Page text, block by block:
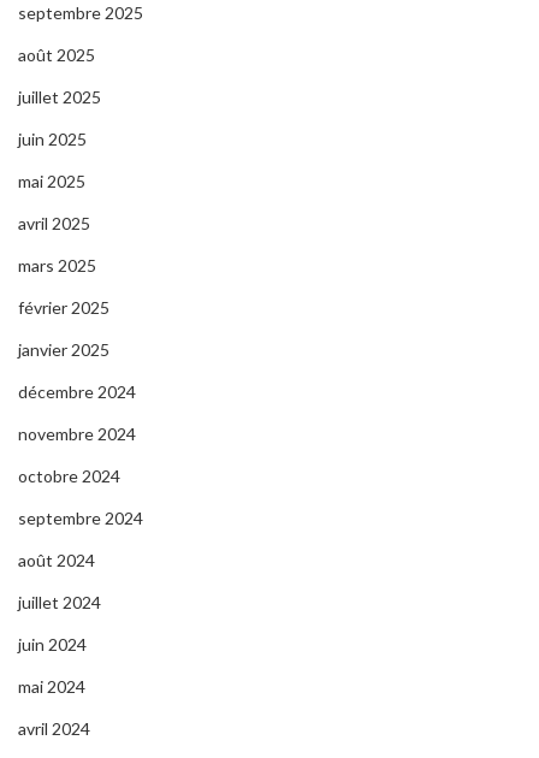
septembre 2025
août 2025
juillet 2025
juin 2025
mai 2025
avril 2025
mars 2025
février 2025
janvier 2025
décembre 2024
novembre 2024
octobre 2024
septembre 2024
août 2024
juillet 2024
juin 2024
mai 2024
avril 2024